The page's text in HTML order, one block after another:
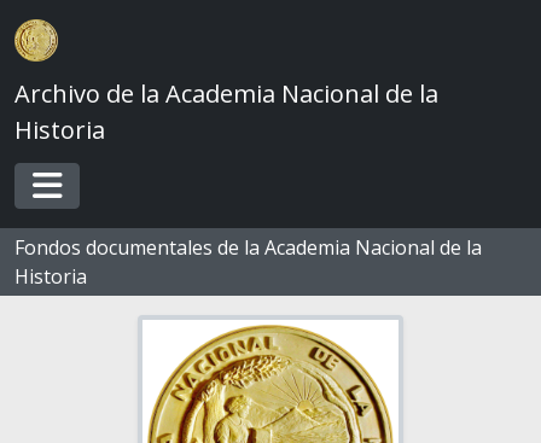
Skip to main content
Archivo de la Academia Nacional de la
Historia
Toggle navigation
Fondos documentales de la Academia Nacional de la
Historia